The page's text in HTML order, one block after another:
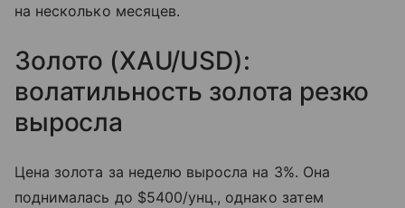
на несколько месяцев.
Золото (XAU/USD):
волатильность золота резко
выросла
Цена золота за неделю выросла на 3%. Она
поднималась до $5400/унц., однако затем